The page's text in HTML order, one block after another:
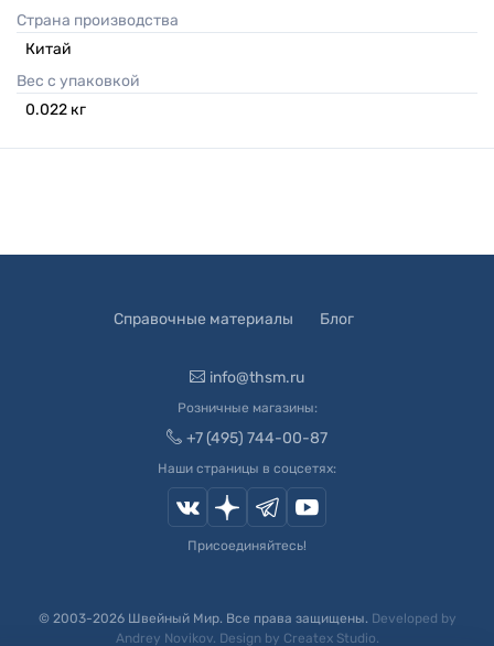
Страна производства
Китай
Вес с упаковкой
0.022 кг
Справочные материалы Блог
info@thsm.ru
Розничные магазины:
+7 (495) 744-00-87
Наши страницы в соцсетях:
Присоединяйтесь!
© 2003-2026Швейный Мир. Все права защищены. Developed by
Andrey Novikov. Design by Createx Studio.